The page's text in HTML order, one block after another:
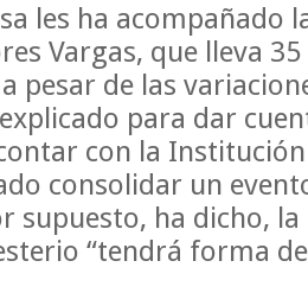
les ha acompañado
Vargas, que lleva
pesar de las
para dar
con la
consolidar un
supuesto, ha dicho,
“tendrá forma